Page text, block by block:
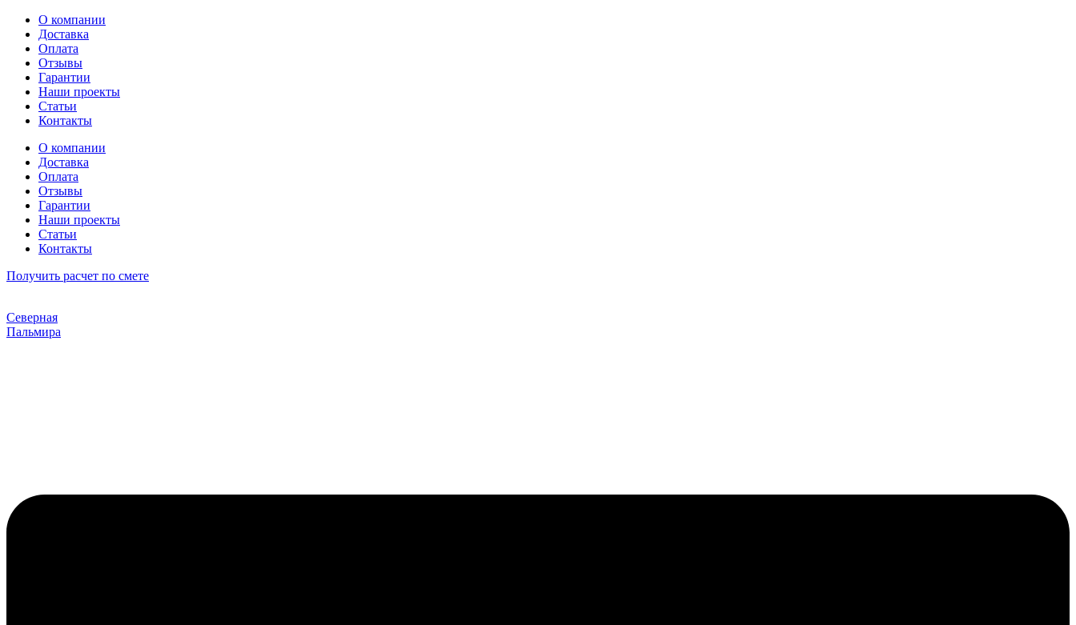
Перейти
содержимому
О компании
Доставка
Оплата
Отзывы
Гарантии
Наши проекты
Статьи
Контакты
О компании
Доставка
Оплата
Отзывы
Гарантии
Наши проекты
Статьи
Контакты
Получить расчет по смете
Северная
Пальмира